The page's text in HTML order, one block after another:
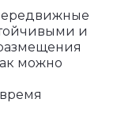
и
можно